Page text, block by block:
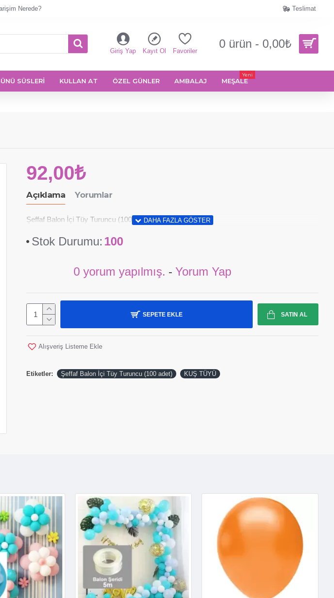
Nerede? Teslimat
Giriş Yap Kayıt Ol Favoriler
0 ürün - 0,00₺
SÜSLERİ KULLAN AT ÖZEL GÜNLER AMBALAJ MEŞALE
Yeni
Açıklama Yorumlar
Şeffaf Balon İçi Tüy Turuncu (100 adet) - KUŞ TÜYÜ
Stok Durumu: 100
0 yorum yapılmış. - Yorum Yap
92,00₺
SEPETE EKLE SATIN AL
Alışveriş Listeme Ekle
Etiketler: Şeffaf Balon İçi Tüy Turuncu (100 adet) KUŞ TÜYÜ